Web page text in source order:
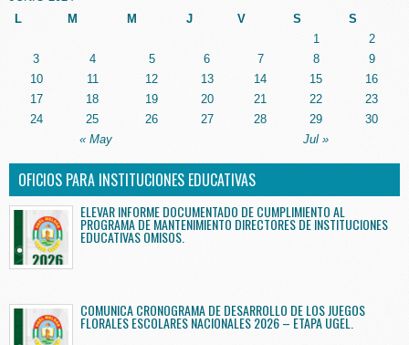
L
M M J V S S
« May Jul »
1
2
3
4 5 6 7 8
9
10
11 12 13 14 15
16
17
18 19 20 21 22
23
24
25 26 27 28 29 30
OFICIOS PARA INSTITUCIONES EDUCATIVAS
ELEVAR INFORME DOCUMENTADO DE CUMPLIMIENTO AL
PROGRAMA DE MANTENIMIENTO DIRECTORES DE INSTITUCIONES
EDUCATIVAS OMISOS.
COMUNICA CRONOGRAMA DE DESARROLLO DE LOS JUEGOS
FLORALES ESCOLARES NACIONALES 2026 – ETAPA UGEL.